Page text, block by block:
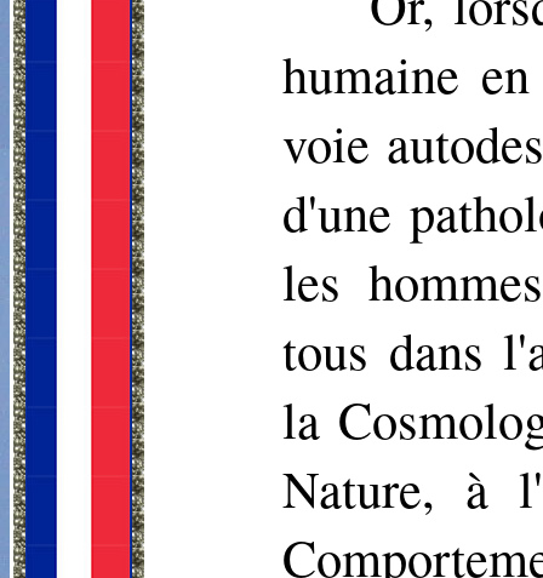
humaine
voie
d'une
les
tous dans
la
Nature, à